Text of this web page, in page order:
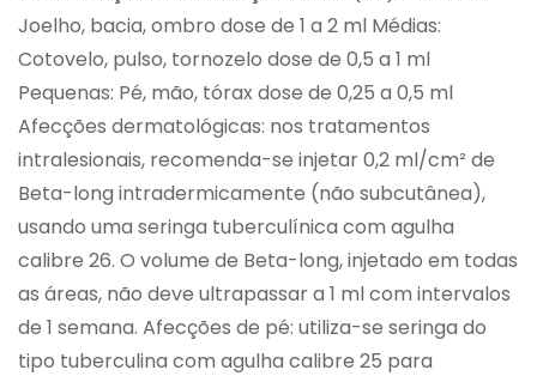
Joelho, bacia, ombro dose de 1 a 2 ml Médias:
Cotovelo, pulso, tornozelo dose de 0,5 a 1 ml
Pequenas: Pé, mão, tórax dose de 0,25 a 0,5 ml
Afecções dermatológicas: nos tratamentos
intralesionais, recomenda-se injetar 0,2 ml/cm² de
Beta-long intradermicamente (não subcutânea),
usando uma seringa tuberculínica com agulha
calibre 26. O volume de Beta-long, injetado em todas
as áreas, não deve ultrapassar a 1 ml com intervalos
de 1 semana. Afecções de pé: utiliza-se seringa do
tipo tuberculina com agulha calibre 25 para